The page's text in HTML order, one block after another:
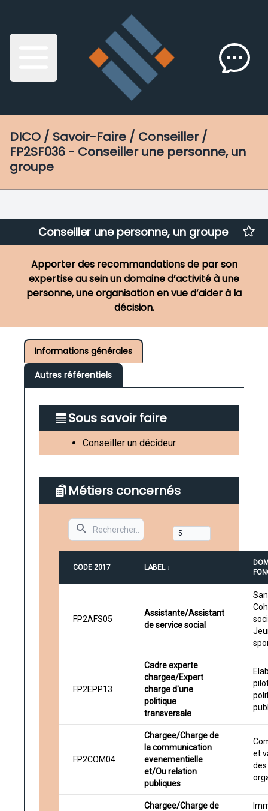
DICO / Savoir-Faire / Conseiller /
FP2SF036 - Conseiller une personne, un
groupe
Conseiller une personne, un groupe
Apporter des recommandations de par son
expertise au sein un domaine d’activité à une
personne, une organisation en vue d’aider à la
décision.
Informations générales
Autres référentiels
Sous savoir faire
Conseiller un décideur
Métiers concernés
Search
CODE 2017 LABEL ↓
FP2AFS05
Assistante/Assistant
de service social
FP2EPP13
Cadre experte
chargee/Expert
charge d'une
politique
transversale
FP2COM04
Chargee/Charge de
la communication
evenementielle
et/Ou relation
publiques
et
des
Chargee/Charge de